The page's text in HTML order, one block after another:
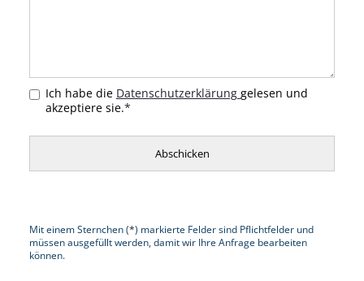
Ich habe die Datenschutzerklärung gelesen und
akzeptiere sie.*
Mit einem Sternchen (*) markierte Felder sind Pflichtfelder und
müssen ausgefüllt werden, damit wir Ihre Anfrage bearbeiten
können.